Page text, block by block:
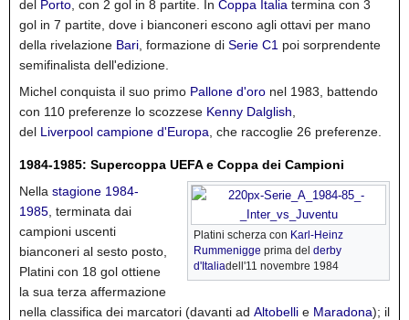
del Porto, con 2 gol in 8 partite. In Coppa Italia termina con 3
gol in 7 partite, dove i bianconeri escono agli ottavi per mano
della rivelazione Bari, formazione di Serie C1 poi sorprendente
semifinalista dell'edizione.
Michel conquista il suo primo Pallone d'oro nel 1983, battendo
con 110 preferenze lo scozzese Kenny Dalglish,
del Liverpool campione d'Europa, che raccoglie 26 preferenze.
1984-1985: Supercoppa UEFA e Coppa dei Campioni
Platini scherza con Karl-Heinz
Rummenigge prima del derby
d'Italiadell'11 novembre 1984
Nella stagione 1984-
1985, terminata dai
campioni uscenti
bianconeri al sesto posto,
Platini con 18 gol ottiene
la sua terza affermazione
nella classifica dei marcatori (davanti ad Altobelli e Maradona); il